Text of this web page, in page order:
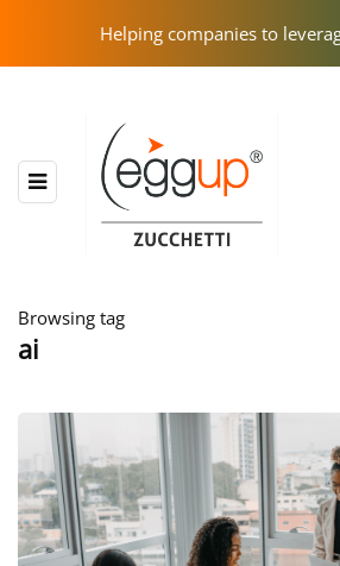
Helping companies to
Browsing tag
ai